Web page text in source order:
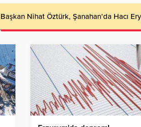
Başkan Nihat Öztürk, Şanahan’da Hacı